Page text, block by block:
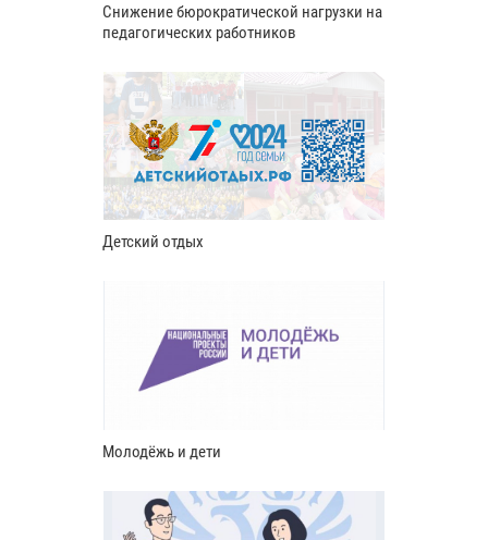
Снижение бюрократической нагрузки на
педагогических работников
Детский отдых
Молодёжь и дети